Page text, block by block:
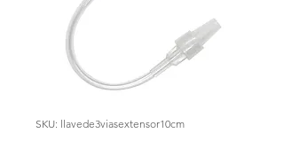
SKU: llavede3viasextensor10cm